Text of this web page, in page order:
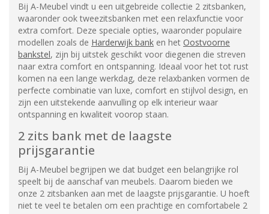
Bij A-Meubel vindt u een uitgebreide collectie 2 zitsbanken,
waaronder ook tweezitsbanken met een relaxfunctie voor
extra comfort. Deze speciale opties, waaronder populaire
modellen zoals de Harderwijk bank en het Oostvoorne
bankstel, zijn bij uitstek geschikt voor diegenen die streven
naar extra comfort en ontspanning. Ideaal voor het tot rust
komen na een lange werkdag, deze relaxbanken vormen de
perfecte combinatie van luxe, comfort en stijlvol design, en
zijn een uitstekende aanvulling op elk interieur waar
ontspanning en kwaliteit voorop staan.
2 zits bank met de laagste
prijsgarantie
Bij A-Meubel begrijpen we dat budget een belangrijke rol
speelt bij de aanschaf van meubels. Daarom bieden we
onze 2 zitsbanken aan met de laagste prijsgarantie. U hoeft
niet te veel te betalen om een prachtige en comfortabele 2